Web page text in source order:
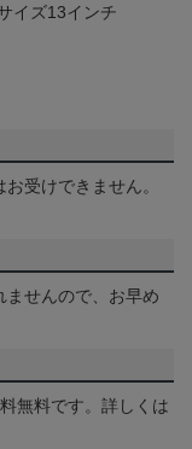
イズ13インチ
受けできません。
ませんので、お早め
無料です。詳しくは